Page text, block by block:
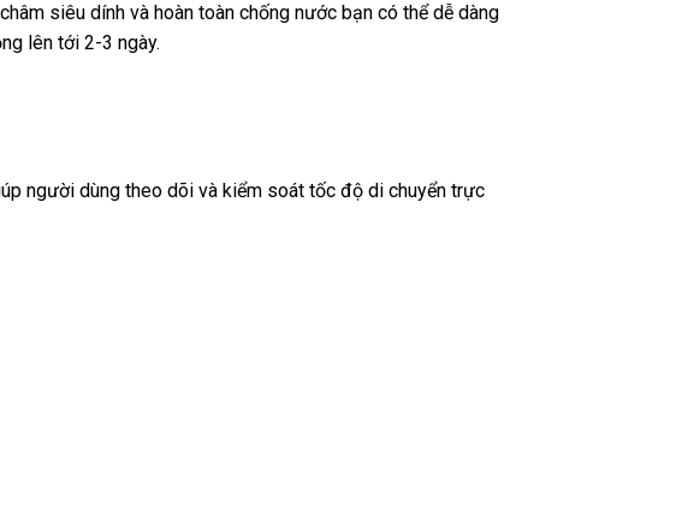
siêu dính và hoàn toàn chống nước bạn có thể dễ dàng
lên tới 2-3 ngày.
người dùng theo dõi và kiểm soát tốc độ di chuyển trực